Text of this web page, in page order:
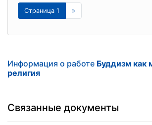
Страница 1 »
Информация о работе Буддизм как
религия
Связанные документы